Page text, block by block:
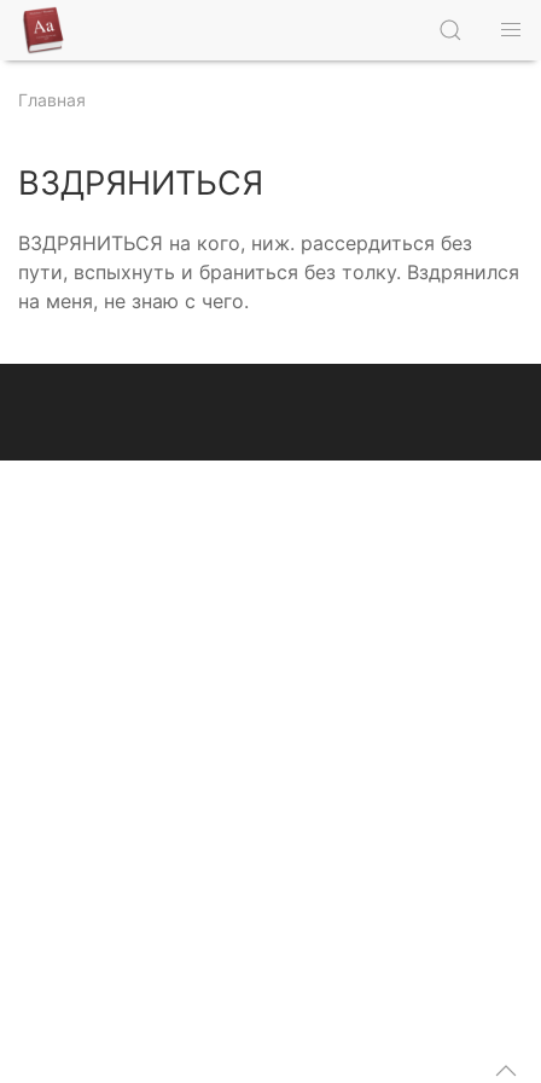
Главная
ВЗДРЯНИТЬСЯ
ВЗДРЯНИТЬСЯ на кого, ниж. рассердиться без
пути, вспыхнуть и браниться без толку. Вздрянился
на меня, не знаю с чего.